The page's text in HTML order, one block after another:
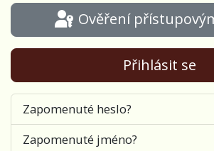
Ověření
Přihlásit se
Zapomenuté heslo?
Zapomenuté jméno?